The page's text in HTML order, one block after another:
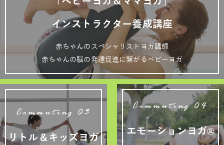
インストラクター養成講座
赤ちゃんのスペシャリストヨガ講師
赤ちゃんの脳の発達促進に繋がるベビーヨガ
Commuting 03
リトル＆キッズヨガ
Commuting 04
エモーションヨガ®